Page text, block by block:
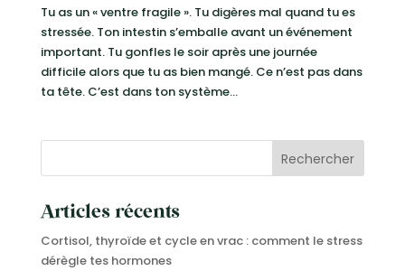
Tu as un « ventre fragile ». Tu digères mal quand tu es
stressée. Ton intestin s’emballe avant un événement
important. Tu gonfles le soir après une journée
difficile alors que tu as bien mangé. Ce n’est pas dans
ta tête. C’est dans ton système...
Rechercher
Articles récents
Cortisol, thyroïde et cycle en vrac : comment le stress
dérègle tes hormones